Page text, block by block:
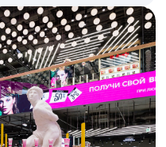
для